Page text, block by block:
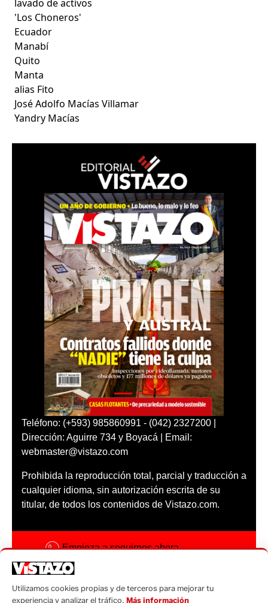
lavado de activos
'Los Choneros'
Ecuador
Manabí
Quito
Manta
alias Fito
José Adolfo Macías Villamar
Yandry Macías
Teléfono: (+593) 985860991 - (042) 2327200 |
Dirección: Aguirre 734 y Boyacá | Email:
webmaster@vistazo.com
Prohibida la reproducción total, parcial y traducción a
cualquier idioma, sin autorización escrita de su
titular, de todos los contenidos de Vistazo.com.
Empieza a seguirnos ahora
Código ética
Utilizamos cookies propias y de terceros para mejorar tu
experiencia y analizar el tráfico. Más información